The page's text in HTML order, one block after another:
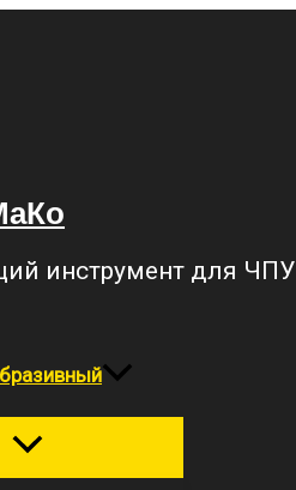
инструмент для ЧПУ
Переключатель